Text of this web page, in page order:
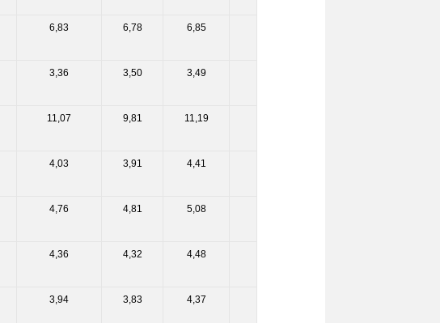
6,83 6,78 6,85
3,36 3,50 3,49
11,07 9,81 11,19
4,03 3,91 4,41
4,76 4,81 5,08
4,36 4,32 4,48
3,94 3,83 4,37